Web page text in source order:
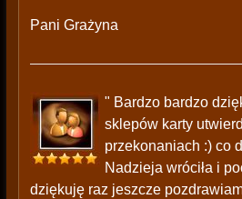
Pani Grażyna
" Bardzo bardzo
sklepów karty
przekonaniach :) co
Nadzieja wróciła i
dziękuję raz jeszcze